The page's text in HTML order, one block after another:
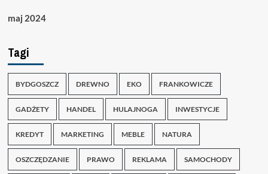
maj 2024
Tagi
BYDGOSZCZ DREWNO EKO FRANKOWICZE
GADŻETY HANDEL HULAJNOGA INWESTYCJE
KREDYT MARKETING MEBLE NATURA
OSZCZĘDZANIE PRAWO REKLAMA SAMOCHODY